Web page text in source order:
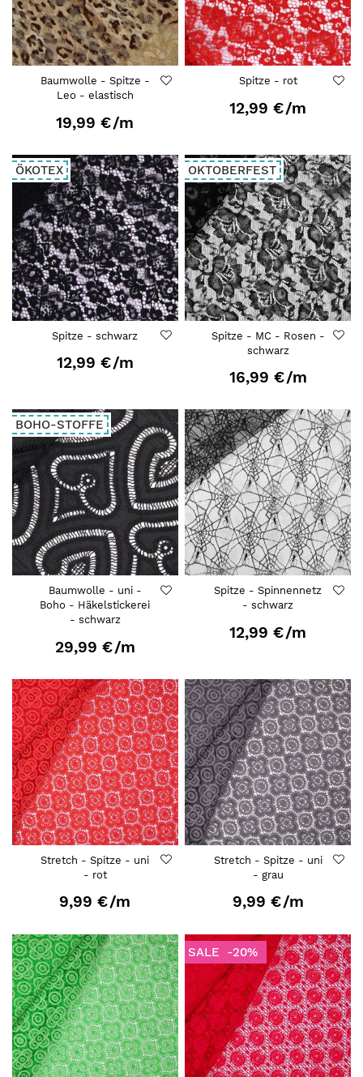
Baumwolle - Spitze -
Leo - elastisch
19,99 €/m
Spitze - rot
12,99 €/m
ÖKOTEX
Spitze - schwarz
12,99 €/m
OKTOBERFEST
Spitze - MC - Rosen -
schwarz
16,99 €/m
BOHO-STOFFE
Baumwolle - uni -
Boho - Häkelstickerei
- schwarz
29,99 €/m
Spitze - Spinnennetz
- schwarz
12,99 €/m
Stretch - Spitze - uni
- rot
9,99 €/m
Stretch - Spitze - uni
- grau
9,99 €/m
SALE -20%